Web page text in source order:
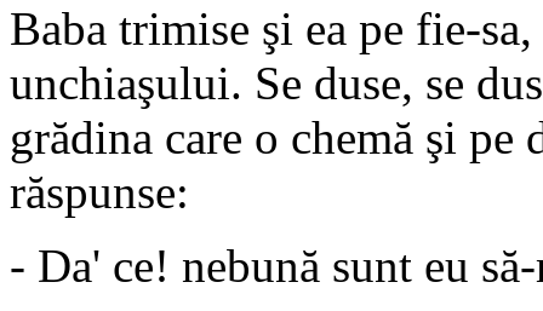
Baba trimise şi ea pe fie-
unchiaşului. Se duse, se
grădina care o chemă şi pe
răspunse:
- Da' ce! nebună sunt eu